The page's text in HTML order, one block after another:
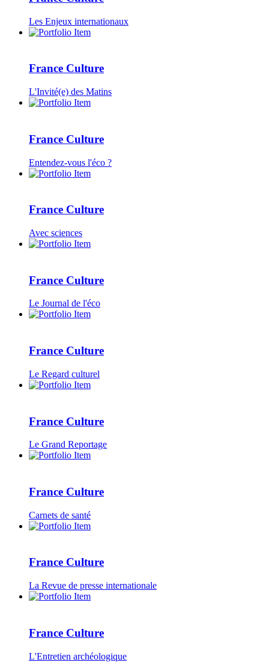
Les Enjeux internationaux
France Culture
L'Invité(e) des Matins
France Culture
Entendez-vous l'éco ?
France Culture
Avec sciences
France Culture
Le Journal de l'éco
France Culture
Le Regard culturel
France Culture
Le Grand Reportage
France Culture
Carnets de santé
France Culture
La Revue de presse internationale
France Culture
L'Entretien archéologique